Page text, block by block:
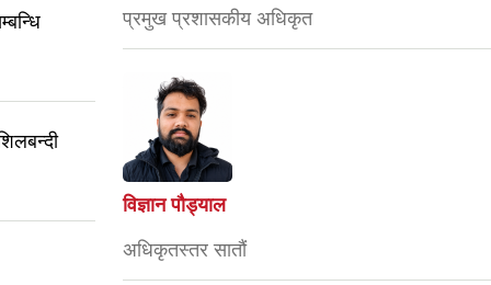
प्रमुख प्रशासकीय अधिकृत
विज्ञान पौड्याल
अधिकृतस्तर सातौं